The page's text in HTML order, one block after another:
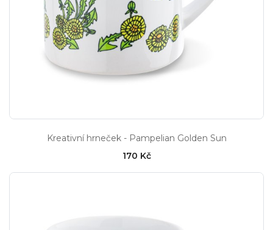
Kreativní hrneček - Pampelian Golden Sun
170 Kč